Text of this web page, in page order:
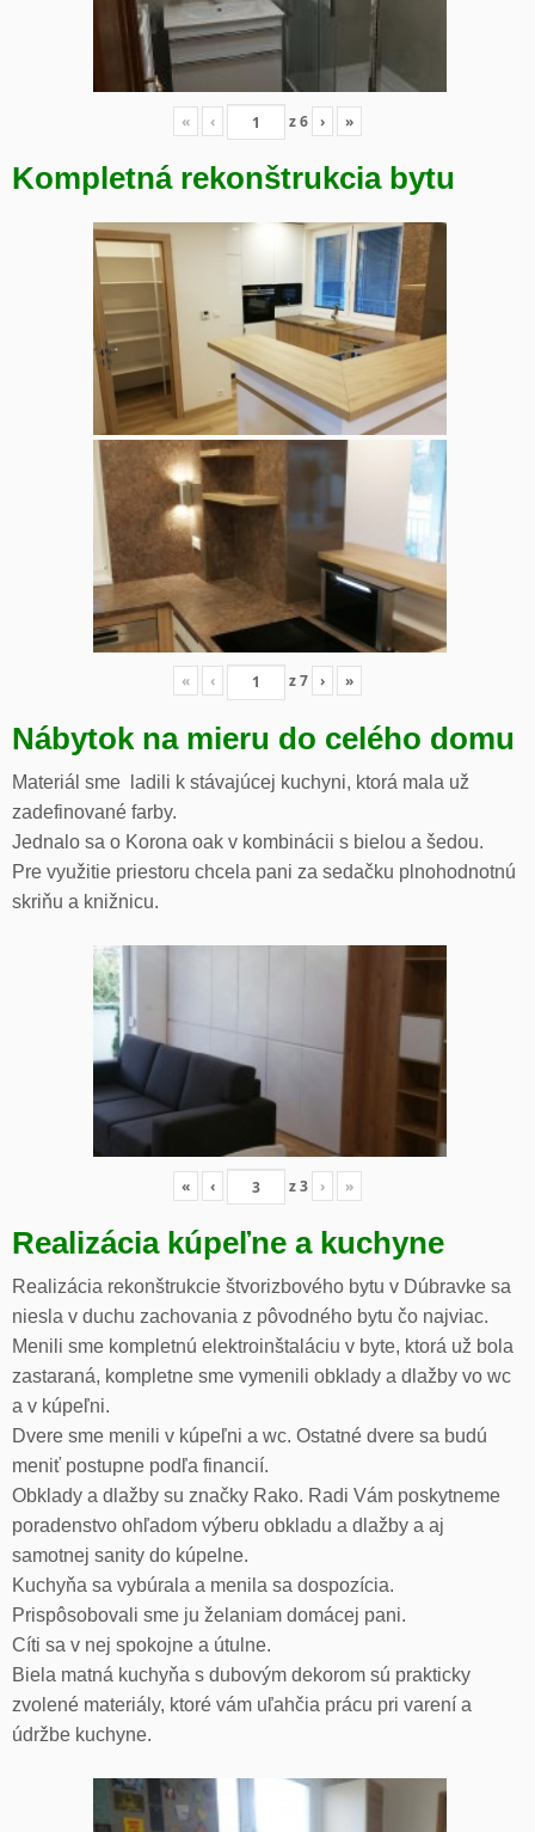
« ‹ z6 › »
Kompletná rekonštrukcia bytu
« ‹ z7 › »
Nábytok na mieru do celého domu
Materiál sme ladili k stávajúcej kuchyni, ktorá mala už
zadefinované farby.
Jednalo sa o Korona oak v kombinácii s bielou a šedou.
Pre využitie priestoru chcela pani za sedačku plnohodnotnú
skriňu a knižnicu.
« ‹ z3 › »
Realizácia kúpeľne a kuchyne
Realizácia rekonštrukcie štvorizbového bytu v Dúbravke sa
niesla v duchu zachovania z pôvodného bytu čo najviac.
Menili sme kompletnú elektroinštaláciu v byte, ktorá už bola
zastaraná, kompletne sme vymenili obklady a dlažby vo wc
a v kúpeľni.
Dvere sme menili v kúpeľni a wc. Ostatné dvere sa budú
meniť postupne podľa financií.
Obklady a dlažby su značky Rako. Radi Vám poskytneme
poradenstvo ohľadom výberu obkladu a dlažby a aj
samotnej sanity do kúpelne.
Kuchyňa sa vybúrala a menila sa dospozícia.
Prispôsobovali sme ju želaniam domácej pani.
Cíti sa v nej spokojne a útulne.
Biela matná kuchyňa s dubovým dekorom sú prakticky
zvolené materiály, ktoré vám uľahčia prácu pri varení a
údržbe kuchyne.